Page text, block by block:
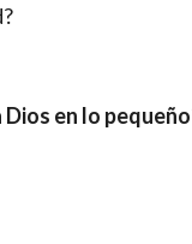
Dios en lo pequeño